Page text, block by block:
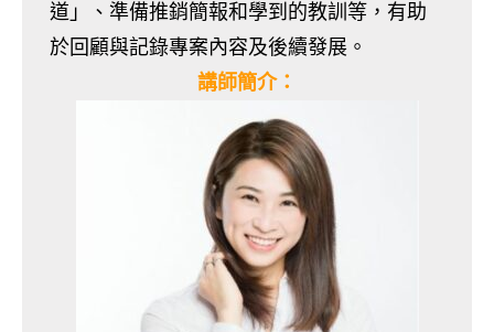
道」、準備推銷簡報和學到的教訓等，有助
於回顧與記錄專案內容及後續發展。
講師簡介：